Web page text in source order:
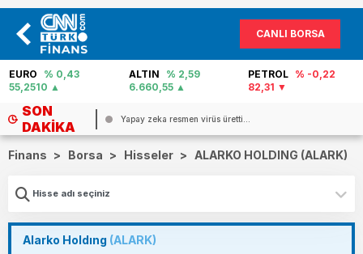
CANLI BORSA
EURO
% 0,43
55,2510
ALTIN
% 2,59
6.660,55
PETROL % -0,22
82,31
SON
DAKIKA
Yapay zeka resmen virüs üretti...
Finans > Borsa > Hisseler > ALARKO HOLDING (ALARK)
Alarko Holdıng (ALARK)